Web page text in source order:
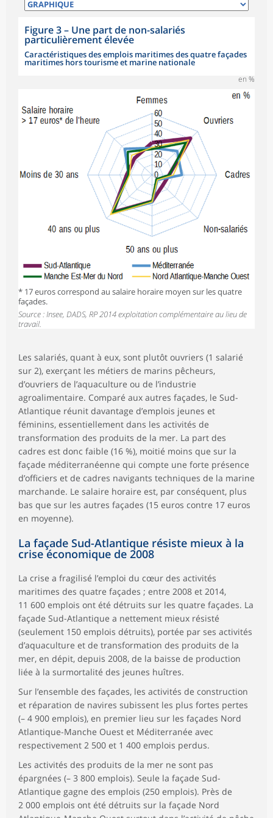
Figure 3– Une part de non-salariés
particulièrement élevée
Caractéristiques des emplois maritimes des quatre façades
maritimes hors tourisme et marine nationale
en %
* 17 euros correspond au salaire horaire moyen sur les quatre
façades.
Source : Insee, DADS, RP 2014 exploitation complémentaire au lieu de
travail.
Les salariés, quant à eux, sont plutôt ouvriers (1 salarié
sur 2), exerçant les métiers de marins pêcheurs,
d’ouvriers de l’aquaculture ou de l’industrie
agroalimentaire. Comparé aux autres façades, le Sud-
Atlantique réunit davantage d’emplois jeunes et
féminins, essentiellement dans les activités de
transformation des produits de la mer. La part des
cadres est donc faible (16 %), moitié moins que sur la
façade méditerranéenne qui compte une forte présence
d’officiers et de cadres navigants techniques de la marine
marchande. Le salaire horaire est, par conséquent, plus
bas que sur les autres façades (15 euros contre 17 euros
en moyenne).
La façade Sud-Atlantique résiste mieux à la
crise économique de 2008
La crise a fragilisé l’emploi du cœur des activités
maritimes des quatre façades ; entre 2008 et 2014,
11 600 emplois ont été détruits sur les quatre façades. La
façade Sud-Atlantique a nettement mieux résisté
(seulement 150 emplois détruits), portée par ses activités
d’aquaculture et de transformation des produits de la
mer, en dépit, depuis 2008, de la baisse de production
liée à la surmortalité des jeunes huîtres.
Sur l’ensemble des façades, les activités de construction
et réparation de navires subissent les plus fortes pertes
(– 4 900 emplois), en premier lieu sur les façades Nord
Atlantique-Manche Ouest et Méditerranée avec
respectivement 2 500 et 1 400 emplois perdus.
Les activités des produits de la mer ne sont pas
épargnées (– 3 800 emplois). Seule la façade Sud-
Atlantique gagne des emplois (250 emplois). Près de
2 000 emplois ont été détruits sur la façade Nord